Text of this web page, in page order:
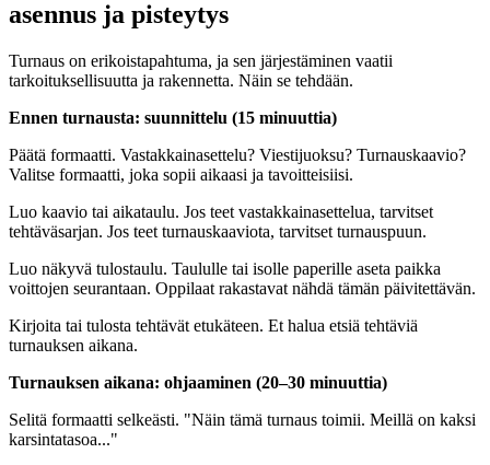
asennus ja pisteytys
Turnaus on erikoistapahtuma, ja sen järjestäminen vaatii
tarkoituksellisuutta ja rakennetta. Näin se tehdään.
Ennen turnausta: suunnittelu (15 minuuttia)
Päätä formaatti. Vastakkainasettelu? Viestijuoksu? Turnauskaavio?
Valitse formaatti, joka sopii aikaasi ja tavoitteisiisi.
Luo kaavio tai aikataulu. Jos teet vastakkainasettelua, tarvitset
tehtäväsarjan. Jos teet turnauskaaviota, tarvitset turnauspuun.
Luo näkyvä tulostaulu. Taululle tai isolle paperille aseta paikka
voittojen seurantaan. Oppilaat rakastavat nähdä tämän päivitettävän.
Kirjoita tai tulosta tehtävät etukäteen. Et halua etsiä tehtäviä
turnauksen aikana.
Turnauksen aikana: ohjaaminen (20–30 minuuttia)
Selitä formaatti selkeästi. "Näin tämä turnaus toimii. Meillä on kaksi
karsintatasoa..."